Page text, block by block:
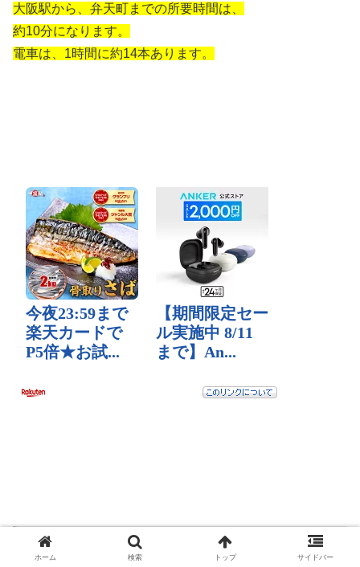
大阪駅から、弁天町までの所要時間は、
約10分になります。
電車は、1時間に約14本あります。
JR弁天町駅から、徒歩で大阪メトロ中央線 弁
天町駅へ行きます
ホーム 検索 トップ サイドバー